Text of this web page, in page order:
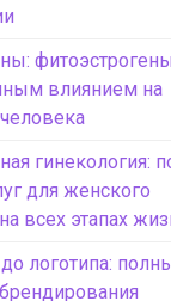
влиянием на
гинекология:
для женского
всех этапах
логотипа: